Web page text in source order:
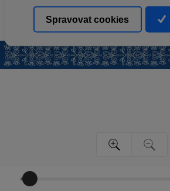
Spravovat cookies